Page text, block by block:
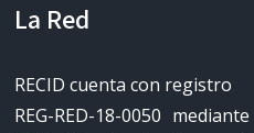
La Red
RECID cuenta con registro
REG-RED-18-0050